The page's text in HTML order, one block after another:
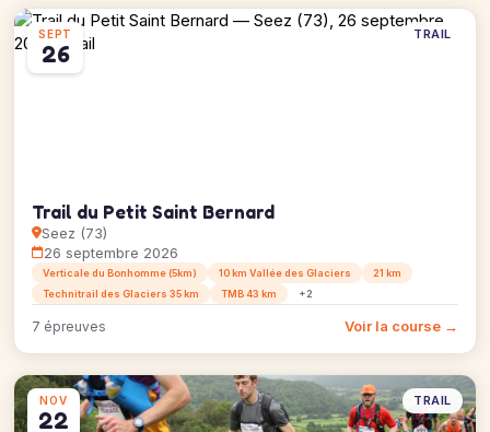
SEPT
26
TRAIL
Trail du Petit Saint Bernard
Seez (73)
26 septembre 2026
Verticale du Bonhomme (5km) 10 km Vallée des Glaciers
21 km
Technitrail des Glaciers 35 km
TMB 43 km +2
7 épreuves Voir la course →
NOV
22
TRAIL